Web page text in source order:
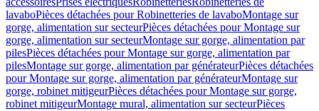
lavaboPièces détachées pour Robinetteries de lavaboMontage sur
gorge, alimentation sur secteurPièces détachées pour Montage sur
gorge, alimentation sur secteurMontage sur gorge, alimentation par
pilesPièces détachées pour Montage sur gorge, alimentation par
pilesMontage sur gorge, alimentation par générateurPièces détachées
pour Montage sur gorge, alimentation par générateurMontage sur
gorge, robinet mitigeurPièces détachées pour Montage sur gorge,
robinet mitigeurMontage mural, alimentation sur secteurPièces